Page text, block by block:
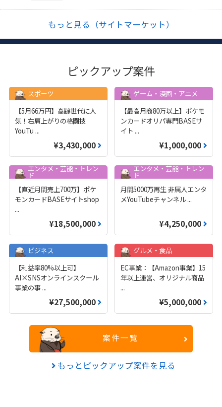
もっと見る（サイトマーケット）
ピックアップ案件
スポーツ
【5月66万円】高齢世代に人
気！右肩上がりの格闘技
YouTu ...
¥3,430,000
ゲーム・漫画・アニメ
【最高月商80万以上】ポケモ
ンカードオリパ専門BASEサ
イト ...
¥1,000,000
エンタメ・芸能・トレン
ド
【直近月間売上700万】ポケ
モンカードBASEサイトshop
...
¥18,500,000
エンタメ・芸能・トレン
ド
月間5000万再生 非属人エンタ
メYouTubeチャンネル...
¥4,250,000
ビジネス
【利益率80%以上可】
AI×SNSオンラインスクール
事業の事 ...
¥27,500,000
グルメ・食品
EC事業：【Amazon事業】15
年以上運営、オリジナル商品
...
¥5,000,000
案件一覧
もっとピックアップ案件を見る